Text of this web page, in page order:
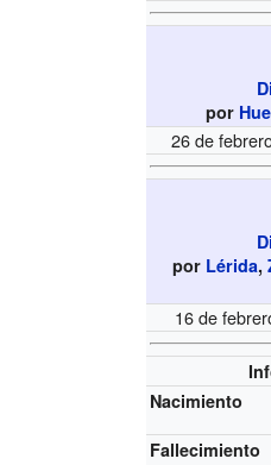
por
26 de
por Lérida,
16 de
Nacimiento
Fallecimiento